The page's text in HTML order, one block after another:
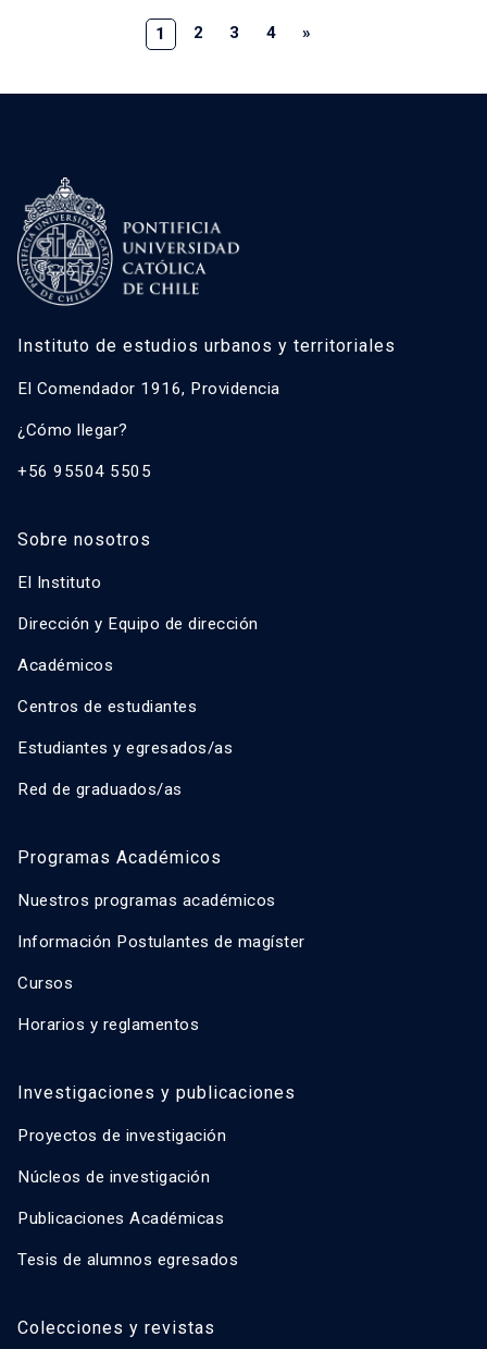
1 2 3 4 »
Instituto de estudios urbanos y territoriales
El Comendador 1916, Providencia
¿Cómo llegar?
+56 95504 5505
Sobre nosotros
El Instituto
Dirección y Equipo de dirección
Académicos
Centros de estudiantes
Estudiantes y egresados/as
Red de graduados/as
Programas Académicos
Nuestros programas académicos
Información Postulantes de magíster
Cursos
Horarios y reglamentos
Investigaciones y publicaciones
Proyectos de investigación
Núcleos de investigación
Publicaciones Académicas
Tesis de alumnos egresados
Colecciones y revistas